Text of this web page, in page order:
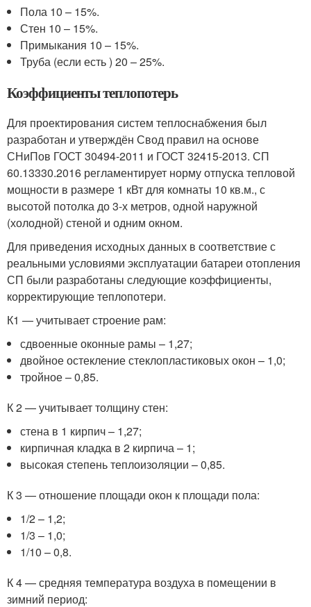
Пола 10 – 15%.
Стен 10 – 15%.
Примыкания 10 – 15%.
Труба (если есть ) 20 – 25%.
Коэффициенты теплопотерь
Для проектирования систем теплоснабжения был
разработан и утверждён Свод правил на основе
СНиПов ГОСТ 30494-2011 и ГОСТ 32415-2013. СП
60.13330.2016 регламентирует норму отпуска тепловой
мощности в размере 1 кВт для комнаты 10 кв.м., с
высотой потолка до 3-х метров, одной наружной
(холодной) стеной и одним окном.
Для приведения исходных данных в соответствие с
реальными условиями эксплуатации батареи отопления
СП были разработаны следующие коэффициенты,
корректирующие теплопотери.
К1 — учитывает строение рам:
сдвоенные оконные рамы – 1,27;
двойное остекление стеклопластиковых окон – 1,0;
тройное – 0,85.
К 2 — учитывает толщину стен:
стена в 1 кирпич – 1,27;
кирпичная кладка в 2 кирпича – 1;
высокая степень теплоизоляции – 0,85.
К 3 — отношение площади окон к площади пола:
1/2 – 1,2;
1/3 – 1,0;
1/10 – 0,8.
К 4 — средняя температура воздуха в помещении в
зимний период: